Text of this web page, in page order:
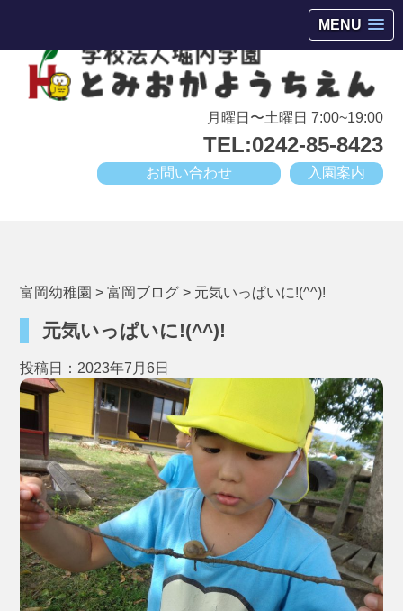
MENU
月曜日〜土曜日 7:00~19:00
TEL:0242-85-8423
入園案内
お問い合わせ
富岡幼稚園 >富岡ブログ > 元気いっぱいに!(^^)!
元気いっぱいに!(^^)!
投稿日：2023年7月6日